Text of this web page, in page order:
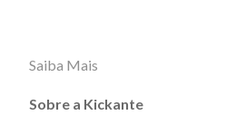
Saiba Mais
Sobre a Kickante